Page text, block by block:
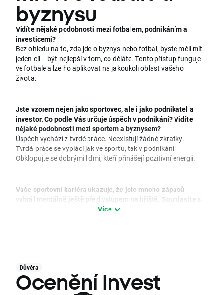
byznysu
Vidíte nějaké podobnosti mezi fotbalem, podnikáním a
investicemi?
Bez ohledu na to, zda jde o byznys nebo fotbal, byste měli mít
jeden cíl – být nejlepší v tom, co děláte. Tento přístup funguje
ve fotbale a lze ho aplikovat na jakoukoli oblast vašeho
života.
Jste vzorem nejen jako sportovec, ale i jako podnikatel a
investor. Co podle Vás určuje úspěch v podnikání? Vidíte
nějaké podobnosti mezi sportem a byznysem?
Úspěch vychází z tvrdé práce. Neexistují žádné zkratky.
Tvrdá práce se vyplácí jak ve sportu, tak v podnikání.
Obklopujte se dobrými lidmi, kteří přinášejí pozitivní energii.
Vaše sportovní kariéra ukazuje, že jste mnoho zápasů
vyhrál mentálně ještě před vstupem na hřiště. Souhlasíte s
tím, že úspěch závisí na postoji?
Mnoho lidí se zdráhá otevřeně mluvit o financích. Myslíte
si, že diskuse o penězích je stále tabu?
Více
Důvěra
Ocenění Invest